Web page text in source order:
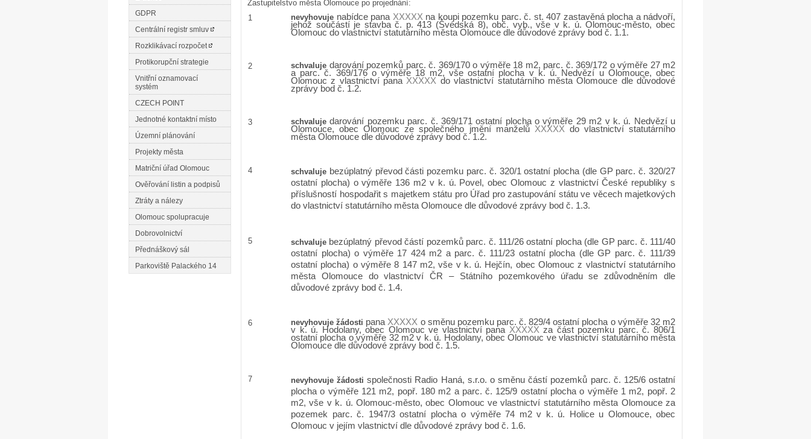
GDPR
Centrální registr smluv
Rozklikávací rozpočet
Protikorupční strategie
Vnitřní oznamovací
systém
CZECH POINT
Jednotné kontaktní místo
Územní plánování
Projekty města
Matriční úřad Olomouc
Ověřování listin a podpisů
Ztráty a nálezy
Olomouc spolupracuje
Dobrovolnictví
Přednáškový sál
Parkoviště Palackého 14
Zastupitelstvo města Olomouce po projednání:
1
nevyhovuje nabídce pana XXXXX na koupi pozemku parc. č. st. 407 zastavěná plocha a nádvoří,
jehož součástí je stavba č. p. 413 (Švédská 8), obč. vyb., vše v k. ú. Olomouc-město, obec
Olomouc do vlastnictví statutárního města Olomouce dle důvodové zprávy bod č. 1.1.
2 schvaluje darování pozemků parc. č. 369/170 o výměře 18 m2, parc. č. 369/172 o výměře 27 m2
a parc. č. 369/176 o výměře 18 m2, vše ostatní plocha v k. ú. Nedvězí u Olomouce, obec
Olomouc z vlastnictví pana XXXXX do vlastnictví statutárního města Olomouce dle důvodové
zprávy bod č. 1.2.
3 schvalujedarování pozemku parc. č. 369/171 ostatní plocha o výměře 29 m2 v k. ú. Nedvězí u
Olomouce, obec Olomouc ze společného jmění manželů XXXXX do vlastnictví statutárního
města Olomouce dle důvodové zprávy bod č. 1.2.
4 schvaluje bezúplatný převod části pozemku parc. č. 320/1 ostatní plocha (dle GP parc. č. 320/27
ostatní plocha) o výměře 136 m2 v k. ú. Povel, obec Olomouc z vlastnictví České republiky s
příslušností hospodařit s majetkem státu pro Úřad pro zastupování státu ve věcech majetkových
do vlastnictví statutárního města Olomouce dle důvodové zprávy bod č. 1.3.
5 schvaluje bezúplatný převod částí pozemků parc. č. 111/26 ostatní plocha (dle GP parc. č. 111/40
ostatní plocha) o výměře 17 424 m2 a parc. č. 111/23 ostatní plocha (dle GP parc. č. 111/39
ostatní plocha) o výměře 8 147 m2, vše v k. ú. Hejčín, obec Olomouc z vlastnictví statutárního
města Olomouce do vlastnictví ČR – Státního pozemkového úřadu se zdůvodněním dle
důvodové zprávy bod č. 1.4.
6 nevyhovuje žádosti pana XXXXX o směnu pozemku parc. č. 829/4 ostatní plocha o výměře 32 m2
v k. ú. Hodolany, obec Olomouc ve vlastnictví pana XXXXX za část pozemku parc. č. 806/1
ostatní plocha o výměře 32 m2 v k. ú. Hodolany, obec Olomouc ve vlastnictví statutárního města
Olomouce dle důvodové zprávy bod č. 1.5.
7 nevyhovuje žádostispolečnosti Radio Haná, s.r.o. o směnu částí pozemků parc. č. 125/6 ostatní
plocha o výměře 121 m2, popř. 180 m2 a parc. č. 125/9 ostatní plocha o výměře 1 m2, popř. 2
m2, vše v k. ú. Olomouc-město, obec Olomouc ve vlastnictví statutárního města Olomouce za
pozemek parc. č. 1947/3 ostatní plocha o výměře 74 m2 v k. ú. Holice u Olomouce, obec
Olomouc v jejím vlastnictví dle důvodové zprávy bod č. 1.6.